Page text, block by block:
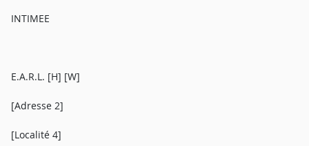
INTIMEE
E.A.R.L. [H] [W]
[Adresse 2]
[Localité 4]